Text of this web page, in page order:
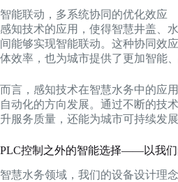
智能联动，多系统协同的优化效应
感知技术的应用，使得智慧井盖、
间能够实现智能联动。这种协同效
体效率，也为城市提供了更加智能
而言，感知技术在智慧水务中的应
自动化的方向发展。通过不断的技
升服务质量，还能为城市可持续发
PLC控制之外的智能选择——以我们
智慧水务领域，我们的设备设计理